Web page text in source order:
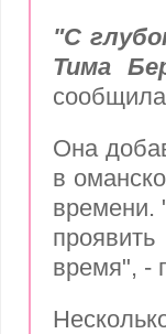
"С
Тима
Она
в
времени.
время", -